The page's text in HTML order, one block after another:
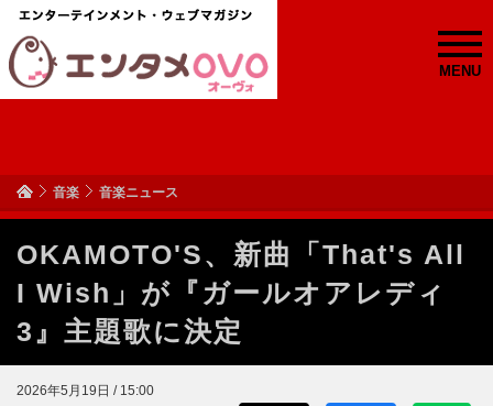
MENU
音楽 音楽ニュース
OKAMOTO'S、新曲「That's All
I Wish」が『ガールオアレディ
3』主題歌に決定
2026年5月19日 / 15:00